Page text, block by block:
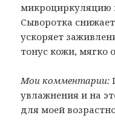
микроциркуляцию
Сыворотка
ускоряет
тонус кожи, мягко
Мои комментарии:
увлажнения и на
для моей